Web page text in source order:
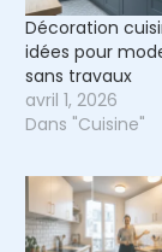
Décoration
idées pour
sans travaux
avril 1, 2026
Dans "Cuisine"